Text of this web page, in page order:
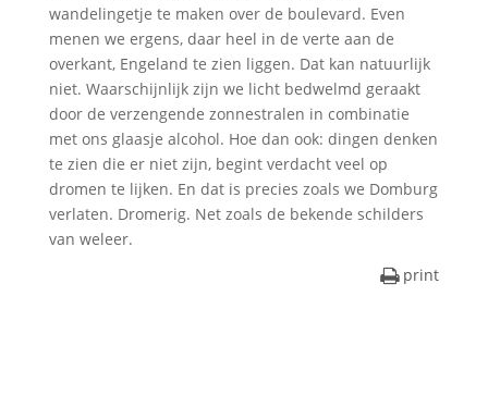
wandelingetje te maken over de boulevard. Even
menen we ergens, daar heel in de verte aan de
overkant, Engeland te zien liggen. Dat kan natuurlijk
niet. Waarschijnlijk zijn we licht bedwelmd geraakt
door de verzengende zonnestralen in combinatie
met ons glaasje alcohol. Hoe dan ook: dingen denken
te zien die er niet zijn, begint verdacht veel op
dromen te lijken. En dat is precies zoals we Domburg
verlaten. Dromerig. Net zoals de bekende schilders
van weleer.
print